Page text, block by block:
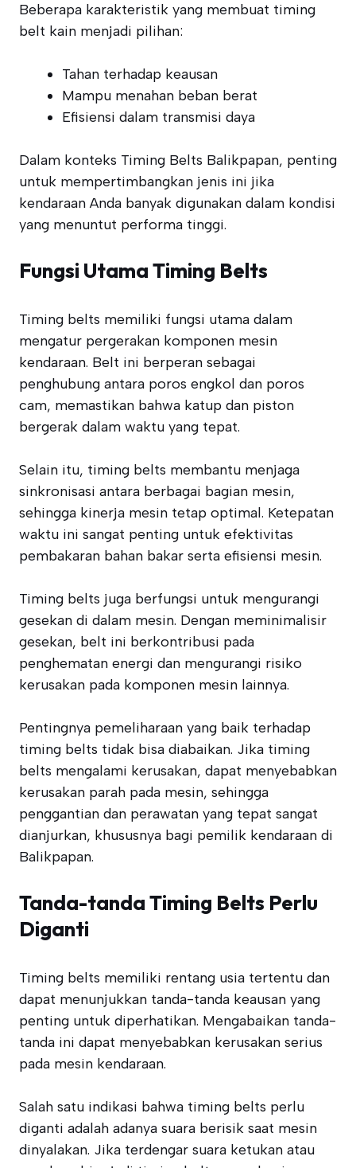
Beberapa karakteristik yang membuat timing
belt kain menjadi pilihan:
Tahan terhadap keausan
Mampu menahan beban berat
Efisiensi dalam transmisi daya
Dalam konteks Timing Belts Balikpapan, penting
untuk mempertimbangkan jenis ini jika
kendaraan Anda banyak digunakan dalam kondisi
yang menuntut performa tinggi.
Fungsi Utama Timing Belts
Timing belts memiliki fungsi utama dalam
mengatur pergerakan komponen mesin
kendaraan. Belt ini berperan sebagai
penghubung antara poros engkol dan poros
cam, memastikan bahwa katup dan piston
bergerak dalam waktu yang tepat.
Selain itu, timing belts membantu menjaga
sinkronisasi antara berbagai bagian mesin,
sehingga kinerja mesin tetap optimal. Ketepatan
waktu ini sangat penting untuk efektivitas
pembakaran bahan bakar serta efisiensi mesin.
Timing belts juga berfungsi untuk mengurangi
gesekan di dalam mesin. Dengan meminimalisir
gesekan, belt ini berkontribusi pada
penghematan energi dan mengurangi risiko
kerusakan pada komponen mesin lainnya.
Pentingnya pemeliharaan yang baik terhadap
timing belts tidak bisa diabaikan. Jika timing
belts mengalami kerusakan, dapat menyebabkan
kerusakan parah pada mesin, sehingga
penggantian dan perawatan yang tepat sangat
dianjurkan, khususnya bagi pemilik kendaraan di
Balikpapan.
Tanda-tanda Timing Belts Perlu
Diganti
Timing belts memiliki rentang usia tertentu dan
dapat menunjukkan tanda-tanda keausan yang
penting untuk diperhatikan. Mengabaikan tanda-
tanda ini dapat menyebabkan kerusakan serius
pada mesin kendaraan.
Salah satu indikasi bahwa timing belts perlu
diganti adalah adanya suara berisik saat mesin
dinyalakan. Jika terdengar suara ketukan atau